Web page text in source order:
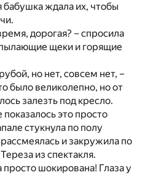
бабушка ждала их, чтобы
дорогая? – спросила
пылающие щеки и горящие
но нет, совсем нет, –
было великолепно, но от
залезть под кресло.
это просто
стукнула по полу
и закружила по
из спектакля.
шокирована! Глаза у